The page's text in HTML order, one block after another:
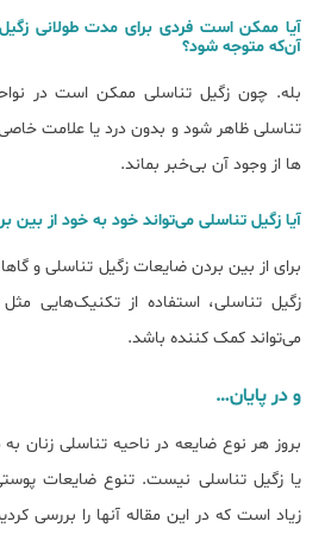
آیا ممکن است فردی برای مدت طولانی
آن‌که متوجه شود؟
بله. چون زگیل تناسلی ممکن است در
تناسلی ظاهر شود و بدون درد یا علامت
ها از وجود آن بی‌خبر بماند.
آیا زگیل تناسلی می‌تواند خود به خود از بین
برای از بین بردن ضایعات زگیل تناسلی و
زگیل تناسلی، استفاده از تکنیک‌هایی مثل
می‌تواند کمک کننده باشد.
و در پایان…
یا زگیل تناسلی نیست. تنوع ضایعات
زیاد است که در این مقاله آنها را بررسی